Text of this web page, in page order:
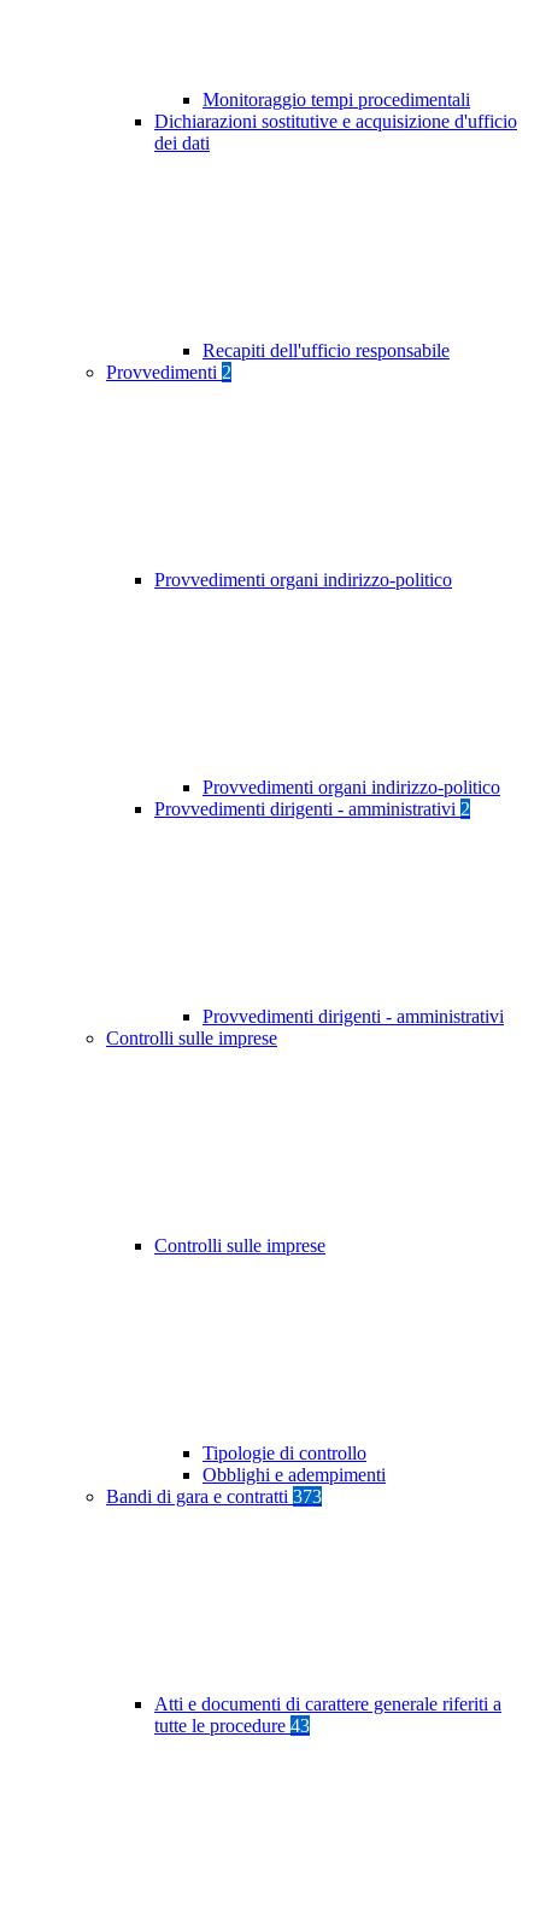
Monitoraggio tempi procedimentali
Dichiarazioni sostitutive e acquisizione d'ufficio
dei dati
Recapiti dell'ufficio responsabile
Provvedimenti 2
Provvedimenti organi indirizzo-politico
Provvedimenti organi indirizzo-politico
Provvedimenti dirigenti - amministrativi 2
Provvedimenti dirigenti - amministrativi
Controlli sulle imprese
Controlli sulle imprese
Tipologie di controllo
Obblighi e adempimenti
Bandi di gara e contratti 373
Atti e documenti di carattere generale riferiti a
tutte le procedure 43